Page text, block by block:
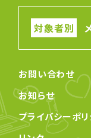
お問い合わせ
お知らせ
プライバシーポ